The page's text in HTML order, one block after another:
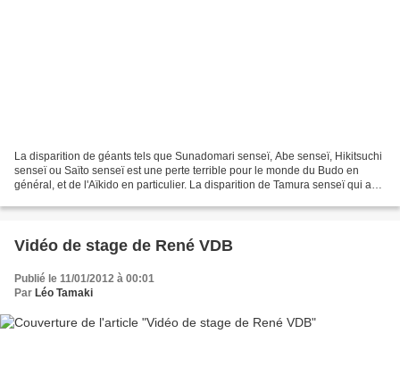
La disparition de géants tels que Sunadomari senseï, Abe senseï, Hikitsuchi
senseï ou Saïto senseï est une perte terrible pour le monde du Budo en
général, et de l'Aïkido en particulier. La disparition de Tamura senseï qui a
Vidéo de stage de René VDB
Publié le 11/01/2012 à 00:01
Par Léo Tamaki